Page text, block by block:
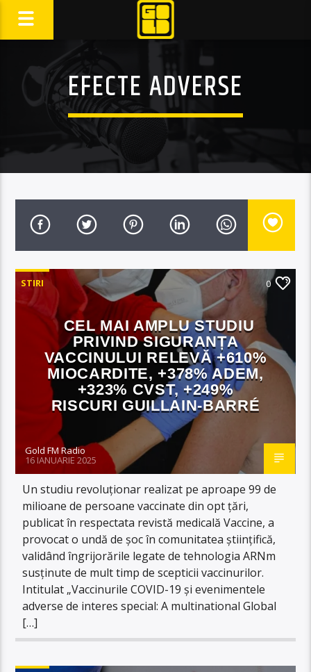
EFECTE ADVERSE
STIRI 0
CEL MAI AMPLU STUDIU
PRIVIND SIGURANȚA
VACCINULUI RELEVĂ +610%
MIOCARDITE, +378% ADEM,
+323% CVST, +249%
RISCURI GUILLAIN-BARRÉ
Gold FM Radio
16 IANUARIE 2025
Un studiu revoluționar realizat pe aproape 99 de
milioane de persoane vaccinate din opt țări,
publicat în respectata revistă medicală Vaccine, a
provocat o undă de șoc în comunitatea științifică,
validând îngrijorările legate de tehnologia ARNm
susținute de mult timp de scepticii vaccinurilor.
Intitulat „Vaccinurile COVID-19 și evenimentele
adverse de interes special: A multinational Global
[…]